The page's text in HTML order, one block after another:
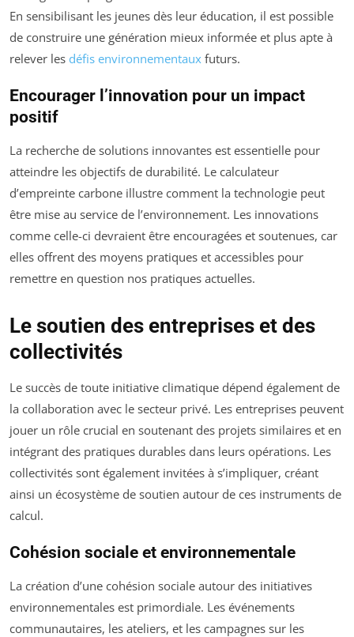
En sensibilisant les jeunes dès leur éducation, il est possible
de construire une génération mieux informée et plus apte à
relever les défis environnementaux futurs.
Encourager l’innovation pour un impact
positif
La recherche de solutions innovantes est essentielle pour
atteindre les objectifs de durabilité. Le calculateur
d’empreinte carbone illustre comment la technologie peut
être mise au service de l’environnement. Les innovations
comme celle-ci devraient être encouragées et soutenues, car
elles offrent des moyens pratiques et accessibles pour
remettre en question nos pratiques actuelles.
Le soutien des entreprises et des
collectivités
Le succès de toute initiative climatique dépend également de
la collaboration avec le secteur privé. Les entreprises peuvent
jouer un rôle crucial en soutenant des projets similaires et en
intégrant des pratiques durables dans leurs opérations. Les
collectivités sont également invitées à s’impliquer, créant
ainsi un écosystème de soutien autour de ces instruments de
calcul.
Cohésion sociale et environnementale
La création d’une cohésion sociale autour des initiatives
environnementales est primordiale. Les événements
communautaires, les ateliers, et les campagnes sur les